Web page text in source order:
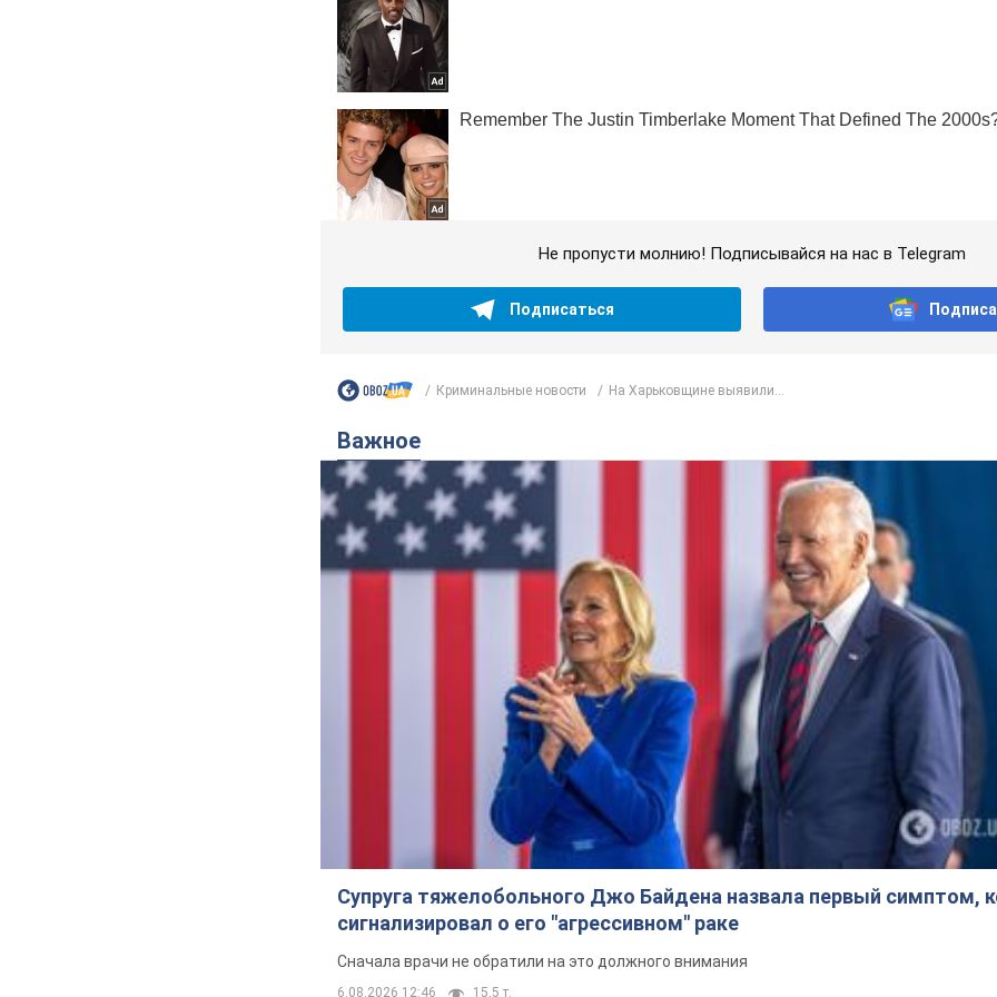
Не пропусти молнию! Подписывайся на нас в Telegram
Подписаться
Криминальные новости На Харьковщине выявили...
Важное
Супруга тяжелобольного Джо Байдена назвала первый симптом,
сигнализировал о его "агрессивном" раке
Сначала врачи не обратили на это должного внимания
6.08.2026 12:46 15,5 т.